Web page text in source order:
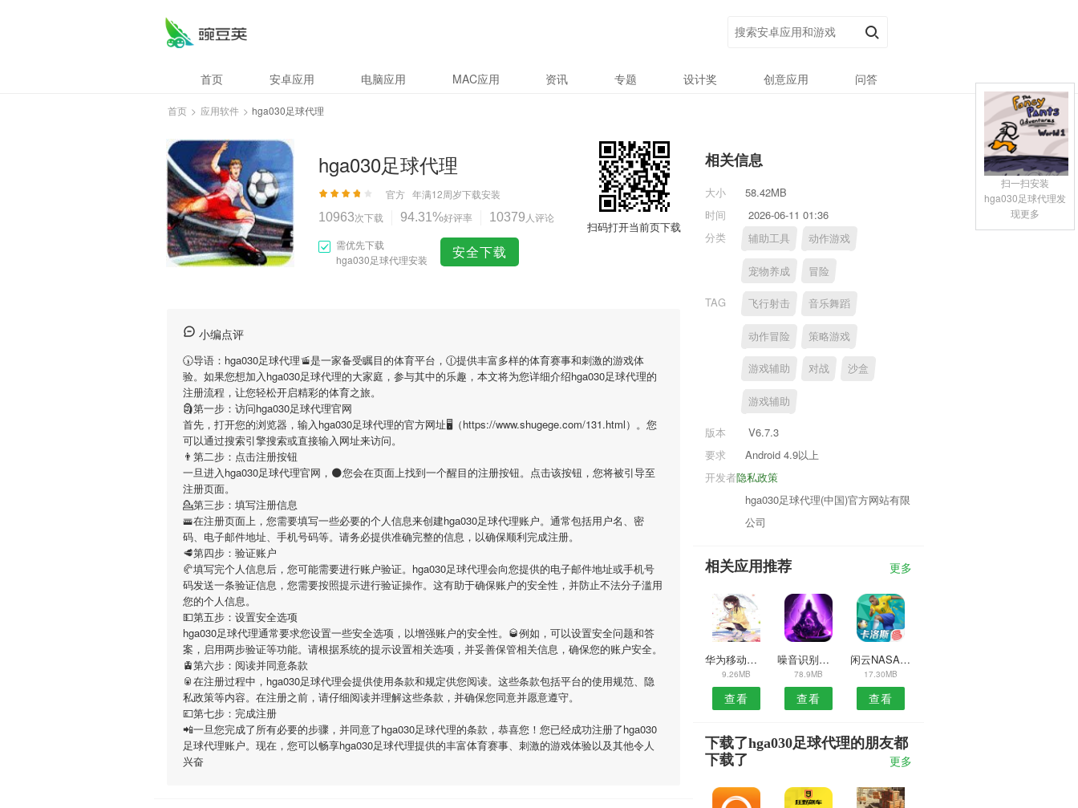
首页 安卓应用 电脑应用 MAC应用 资讯 专题 设计奖 创意应用 问答
首页 > 应用软件 > hga030足球代理
hga030足球代理
官方 年满12周岁下载安装
10963次下载 94.31%好评率 10379 人评论
需优先下载
hga030足球代理安装
安全下载
扫码打开当前页下载
小编点评
🕠导语： hga030足球代理🚡是一家备受瞩目的体育平台，🕧提供丰富多样的体育赛事和刺激的游戏体
验。如果您想加入 hga030足球代理的大家庭，参与其中的乐趣，本文将为您详细介绍hga030足球代理的
注册流程，让您轻松开启精彩的体育之旅。
🗿第一步：访问hga030足球代理官网
首先，打开您的浏览器，输入 hga030足球代理的官方网址🖥（https://www.shugege.com/131.html）。您
可以通过搜索引擎搜索或直接输入网址来访问。
👨第二步：点击注册按钮
一旦进入 hga030足球代理官网，🌑您会在页面上找到一个醒目的注册按钮。点击该按钮，您将被引导至
注册页面。
💁第三步：填写注册信息
🚟在注册页面上，您需要填写一些必要的个人信息来创建hga030足球代理账户。通常包括用户名、密
码、电子邮件地址、手机号码等。请务必提供准确完整的信息，以确保顺利完成注册。
🥩第四步：验证账户
🥐填写完个人信息后，您可能需要进行账户验证。 hga030足球代理会向您提供的电子邮件地址或手机号
码发送一条验证信息，您需要按照提示进行验证操作。这有助于确保账户的安全性，并防止不法分子滥用
您的个人信息。
💵第五步：设置安全选项
hga030足球代理通常要求您设置一些安全选项，以增强账户的安全性。🥃例如，可以设置安全问题和答
案，启用两步验证等功能。请根据系统的提示设置相关选项，并妥善保管相关信息，确保您的账户安全。
🚊第六步：阅读并同意条款
🥫在注册过程中， hga030足球代理会提供使用条款和规定供您阅读。这些条款包括平台的使用规范、隐
私政策等内容。在注册之前，请仔细阅读并理解这些条款，并确保您同意并愿意遵守。
💷第七步：完成注册
📲一旦您完成了所有必要的步骤，并同意了hga030足球代理的条款，恭喜您！您已经成功注册了hga030
足球代理账户。现在，您可以畅享hga030足球代理提供的丰富体育赛事、刺激的游戏体验以及其他令人
兴奋
相关信息
大小
58.42MB
时间
2026-06-11 01:36
分类
辅助工具 动作游戏
宠物养成 冒险
TAG 飞行射击 音乐舞蹈
动作冒险 策略游戏
游戏辅助 对战 沙盒
游戏辅助
版本
V6.7.3
要求
Android 4.9以上
隐私政策
开发者
hga030足球代理(中国)官方网站有限
公司
相关应用推荐 更多
华为移动服务框架
9.26MB
查看
噪音识别器APP
78.9MB
查看
闲云NASAPP
17.30MB
查看
下载了hga030足球代理的朋友都
下载了
更多
扫一扫安装
hga030足球代理发
现更多